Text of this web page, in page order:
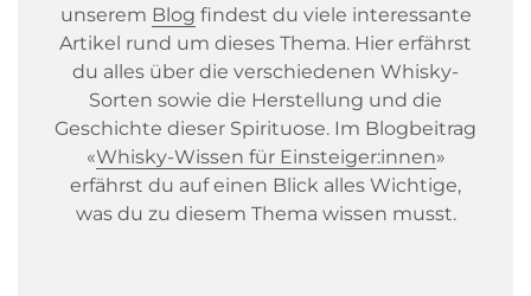
unserem Blog findest du viele interessante
Artikel rund um dieses Thema. Hier erfährst
du alles über die verschiedenen Whisky-
Sorten sowie die Herstellung und die
Geschichte dieser Spirituose. Im Blogbeitrag
«Whisky-Wissen für Einsteiger:innen»
erfährst du auf einen Blick alles Wichtige,
was du zu diesem Thema wissen musst.